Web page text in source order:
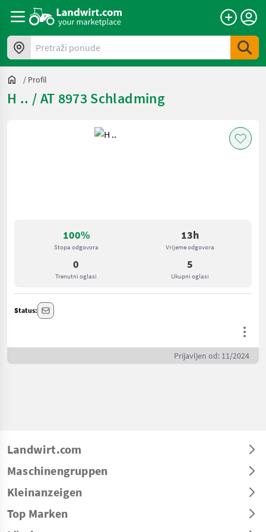
Pretraži ponude
/ Profil
H .. / AT 8973 Schladming
100%
Stopa odgovora
13h
Vrijeme odgovora
0
Trenutni oglasi
5
Ukupni oglasi
Status:
Prijavljen od: 11/2024
Landwirt.com
Maschinengruppen
Kleinanzeigen
Top Marken